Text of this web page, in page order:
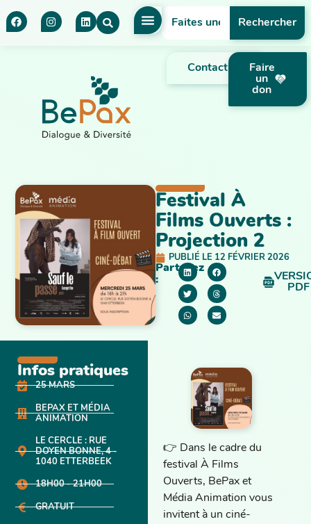
Contact
Faire
un
don
Rechercher
Festival À
Films Ouverts :
Projection 2
PUBLIÉ LE 12 FÉVRIER 2026
Partagez
:
PDF
Infos pratiques
25 MARS
BEPAX ET MÉDIA
ANIMATION
LE CERCLE : RUE
DOYEN BONNE, 4 -
1040 ETTERBEEK
18H00 - 21H00
GRATUIT
👉 Dans le cadre du
festival À Films
Ouverts, BePax et
Média Animation vous
invitent à un ciné-